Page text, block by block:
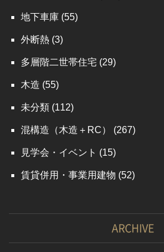
地下車庫 (55)
外断熱 (3)
多層階二世帯住宅 (29)
木造 (55)
未分類 (112)
混構造（木造＋RC） (267)
見学会・イベント (15)
賃貸併用・事業用建物 (52)
ARCHIVE